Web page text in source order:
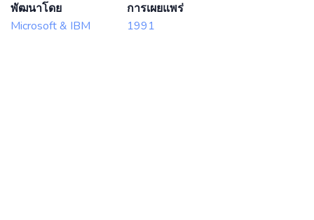
พัฒนาโดย
Microsoft & IBM
การเผยแพร่
1991